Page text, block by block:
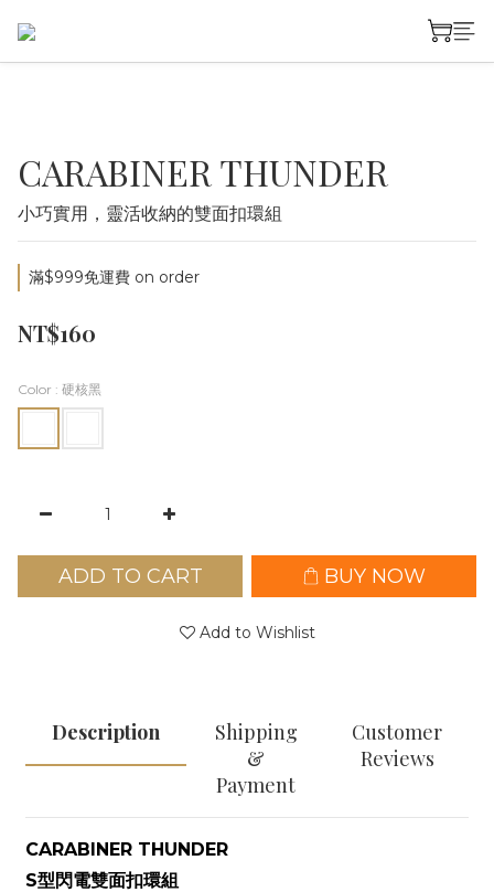
CARABINER THUNDER
小巧實用，靈活收納的雙面扣環組
滿$999免運費 on order
NT$160
Color : 硬核黑
ADD TO CART BUY NOW
Add to Wishlist
Description
Shipping
&
Payment
Customer
Reviews
CARABINER THUNDER
S型閃電雙面扣環組